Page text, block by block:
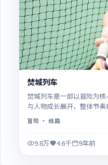
焚城列车
焚城列车是一部以冒险为
与人物成长展开，整体节奏
冒险 · 线路
9.8万 4.6千 9年前